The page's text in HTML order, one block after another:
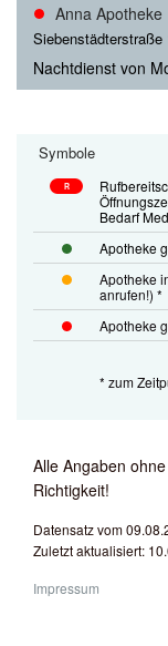
Anna Apotheke
Nachtdienst von
Symbole
R
Bedarf
Apotheke
Apotheke
anrufen!) *
Apotheke
* zum
Alle Angaben
Richtigkeit!
Datensatz vom
Zuletzt aktualisiert:
Impressum